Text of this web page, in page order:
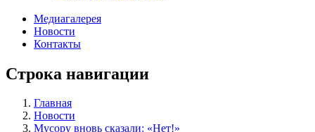
Медиагалерея
Новости
Контакты
Строка навигации
Главная
Новости
Мусору вновь сказали: «Нет!»